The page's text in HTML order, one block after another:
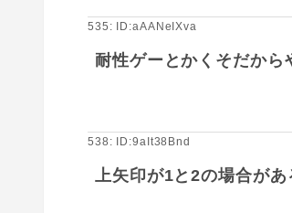
535: ID:aAANeIXva
耐性ゲーとかくそだから
538: ID:9aIt38Bnd
上矢印が1と2の場合が